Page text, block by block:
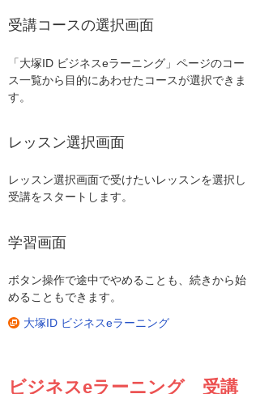
受講コースの選択画面
「大塚ID ビジネスeラーニング」ページのコー
ス一覧から目的にあわせたコースが選択できま
す。
レッスン選択画面
レッスン選択画面で受けたいレッスンを選択し
受講をスタートします。
学習画面
ボタン操作で途中でやめることも、続きから始
めることもできます。
大塚ID ビジネスeラーニング
ビジネスeラーニング 受講